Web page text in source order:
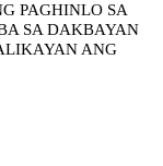
PAGHINLO SA
SA DAKBAYAN
ANG